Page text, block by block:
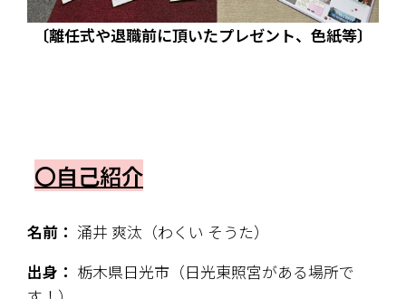
〔離任式や退職前に頂いたプレゼント、色紙等〕
〇自己紹介
名前： 涌井 爽汰（わくい そうた）
出身： 栃木県日光市（日光東照宮がある場所で